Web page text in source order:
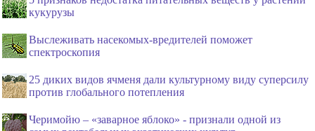
кукурузы
Выслеживать насекомых-вредителей поможет
спектроскопия
25 диких видов ячменя дали культурному виду суперсилу
против глобального потепления
Черимойю – «заварное яблоко» - признали одной из